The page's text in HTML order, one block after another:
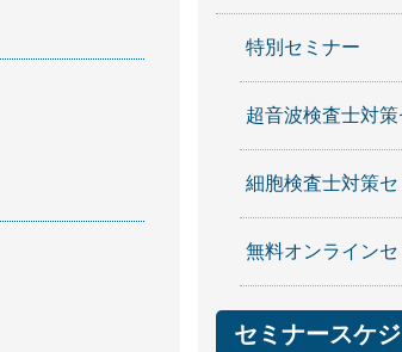
特別セミナー
超音波検査士対
細胞検査士対策セ
無料オンラインセ
セミナースケ